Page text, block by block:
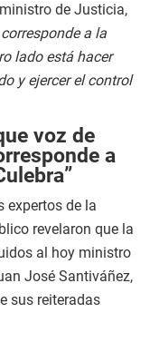
de Justicia,
a la
lado está hacer
y ejercer el control
voz de
a
expertos de la
revelaron que la
al hoy ministro
José Santiváñez,
sus reiteradas